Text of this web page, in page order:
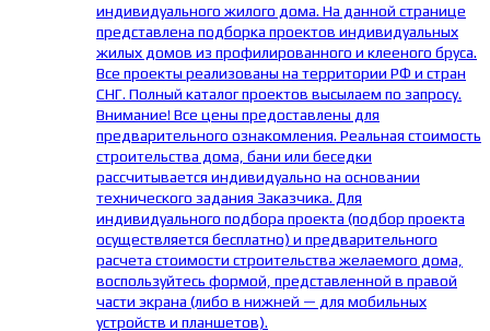
индивидуального жилого дома. На данной странице
представлена подборка проектов индивидуальных
жилых домов из профилированного и клееного бруса.
Все проекты реализованы на территории РФ и стран
СНГ. Полный каталог проектов высылаем по запросу.
Внимание! Все цены предоставлены для
предварительного ознакомления. Реальная стоимость
строительства дома, бани или беседки
рассчитывается индивидуально на основании
технического задания Заказчика. Для
индивидуального подбора проекта (подбор проекта
осуществляется бесплатно) и предварительного
расчета стоимости строительства желаемого дома,
воспользуйтесь формой, представленной в правой
части экрана (либо в нижней — для мобильных
устройств и планшетов).